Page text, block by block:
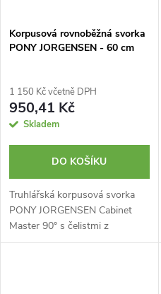
Korpusová rovnoběžná svorka
PONY JORGENSEN - 60 cm
1 150 Kč včetně DPH
950,41 Kč
Skladem
DO KOŠÍKU
Truhlářská korpusová svorka
PONY JORGENSEN Cabinet
Master 90° s čelistmi z
odolného plastu. Plochá tyč z